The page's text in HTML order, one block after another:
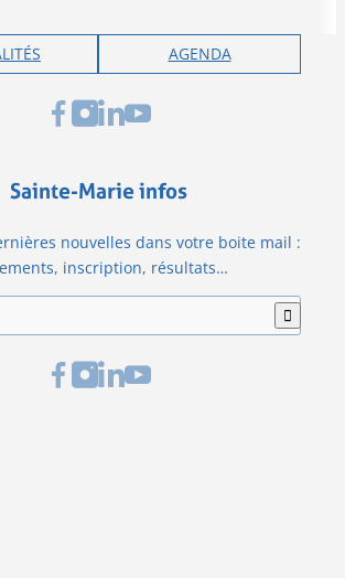
AGENDA
Sainte-Marie infos
nouvelles dans votre boite mail :
inscription, résultats…
